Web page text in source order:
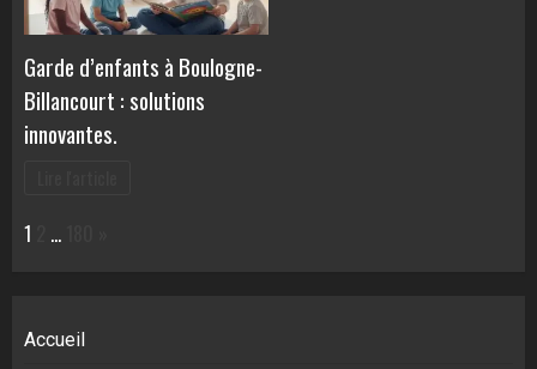
Garde d’enfants à Boulogne-
Billancourt : solutions
innovantes.
Page:
1 …
Accueil